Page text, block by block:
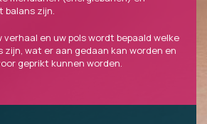
balans zijn.
verhaal en uw pols wordt bepaald welke
zijn, wat er aan gedaan kan worden en
geprikt kunnen worden.